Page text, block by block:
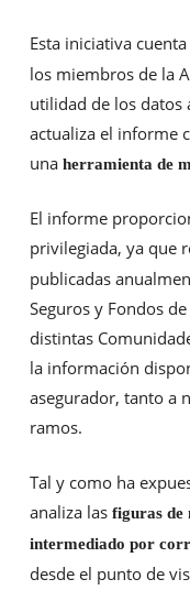
Esta iniciativa
los miembros de la
utilidad de los datos
actualiza el informe
una herramienta de
El informe
privilegiada, ya que
publicadas
Seguros y Fondos
distintas
la información
asegurador, tanto a
ramos.
Tal y como ha
analiza lasfiguras de
intermediado por
desde el punto de